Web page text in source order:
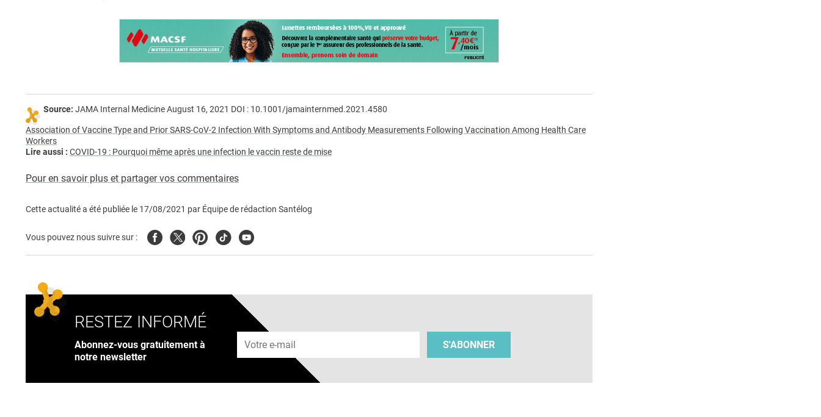
Source: JAMA Internal Medicine August 16, 2021 DOI : 10.1001/jamainternmed.2021.4580
Association of Vaccine Type and Prior SARS-CoV-2 Infection With Symptoms and Antibody Measurements Following Vaccination Among Health Care
Workers
Lire aussi : COVID-19 : Pourquoi même après une infection le vaccin reste de mise
Pour en savoir plus et partager vos commentaires
Cette actualité a été publiée le 17/08/2021 par Équipe de rédaction Santélog
Vous pouvez nous suivre sur : FacebookTwitterPinterest
TiktokYoutube
RESTEZ INFORMÉ
Abonnez-vous gratuitement à
notre newsletter
Adresse e-mail
S'ABONNER